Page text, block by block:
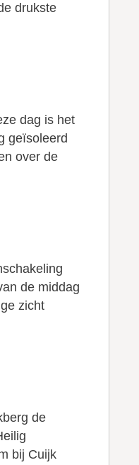
drukste
dag is het
geïsoleerd
over de
de middag
zicht
de
bij Cuijk